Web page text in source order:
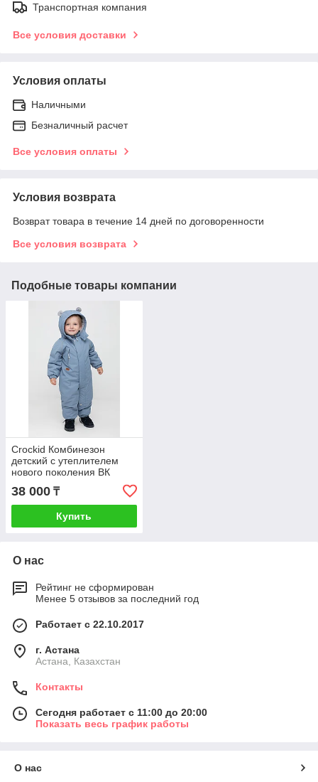
Транспортная компания
Все условия доставки
Условия оплаты
Наличными
Безналичный расчет
Все условия оплаты
Условия возврата
Возврат товара в течение 14 дней по договоренности
Все условия возврата
Подобные товары компании
Crockid Комбинезон
детский с утеплителем
нового поколения ВК
60118/3 , р 74-80/52
38 000 ₸
Купить
О нас
Рейтинг не сформирован
Менее 5 отзывов за последний год
Работает с 22.10.2017
г. Астана
Астана, Казахстан
Контакты
Сегодня работает с 11:00 до 20:00
Показать весь график работы
О нас